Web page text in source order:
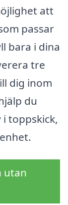
att
passar
bara i dina
tre
dig inom
du
toppskick,
utan